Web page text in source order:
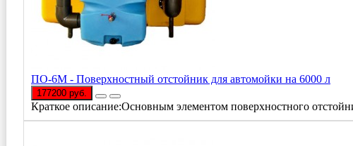
ПО-6M - Поверхностный отстойник для автомойки на 6000 л
177200 руб.
Краткое описание:Основным элементом поверхностного